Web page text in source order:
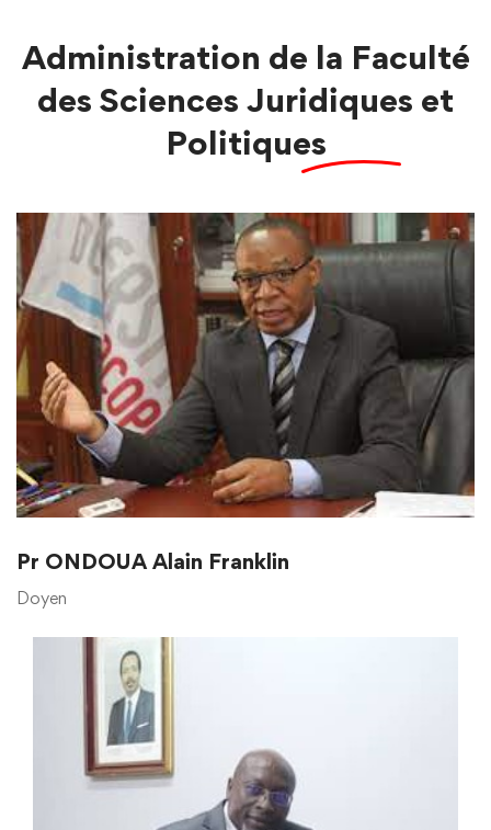
Administration de la Faculté
des Sciences Juridiques et
Politiques
Pr ONDOUA Alain Franklin
Doyen